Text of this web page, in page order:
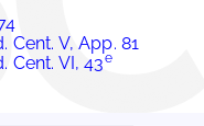
Cent. V, App. 81
Cent. VI, 43e